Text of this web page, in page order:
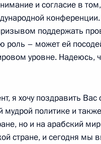
Соглашения
Королём Бахрейна
и согласие в
конференции.
поддержать
роль – может ей
уровне. Надеюсь,
я хочу поздравить
мудрой политике и
но и на арабский
стране, и сегодня мы